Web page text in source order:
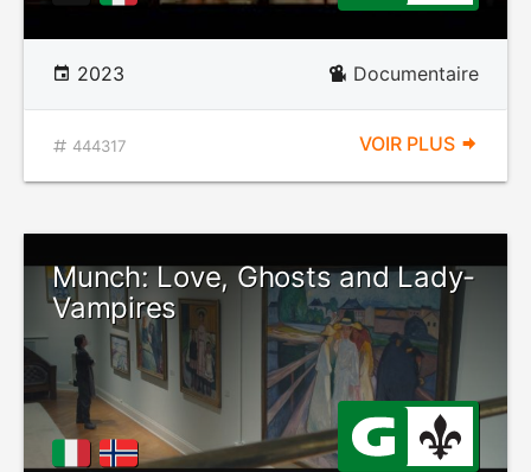
2023 Documentaire
444317 VOIR PLUS
Munch: Love, Ghosts and Lady-
Vampires